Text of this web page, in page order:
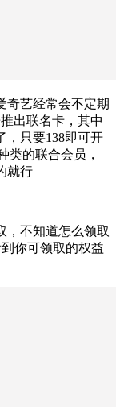
奇艺经常会不定期
出联名卡，其中
，只要138即可开
类的联合会员，
就行
，不知道怎么领取
你可领取的权益